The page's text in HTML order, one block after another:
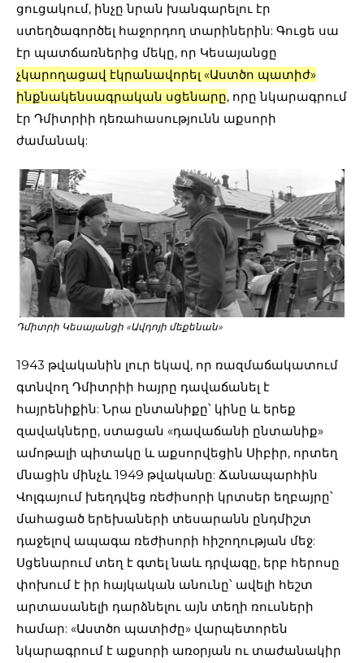
ցուցակում, ինչը նրան խանգարելու էր
ստեղծագործել հաջորդող տարիներին: Գուցե սա
էր պատճառներից մեկը, որ Կեսայանցը
չկարողացավ էկրանավորել «Աստծո պատիժ»
ինքնակենսագրական սցենարը, որը նկարագրում
էր Դմիտրիի դեռահասությունն աքսորի
ժամանակ:
Դմիտրի Կեսայանցի «Ավդոյի մեքենան»
1943 թվականին լուր եկավ, որ ռազմաճակատում
գտնվող Դմիտրիի հայրը դավաճանել է
հայրենիքին: Նրա ընտանիքը՝ կինը և երեք
զավակները, ստացան «դավաճանի ընտանիք»
ամոթալի պիտակը և աքսորվեցին Սիբիր, որտեղ
մնացին մինչև 1949 թվականը: Ճանապարհին
Վոլգայում խեղդվեց ռեժիսորի կրտսեր եղբայրը՝
մահացած երեխաների տեսարանն ընդմիշտ
դաջելով ապագա ռեժիսորի հիշողության մեջ:
Սցենարում տեղ է գտել նաև դրվագը, երբ հերոսը
փոխում է իր հայկական անունը՝ ավելի հեշտ
արտասանելի դարձնելու այն տեղի ռուսների
համար: «Աստծո պատիժը» վարպետորեն
նկարագրում է աքսորի առօրյան ու տաժանակիր